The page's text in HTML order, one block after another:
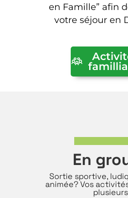
en Famille” afin
votre séjour en
En
Sortie sportive,
animée? Vos